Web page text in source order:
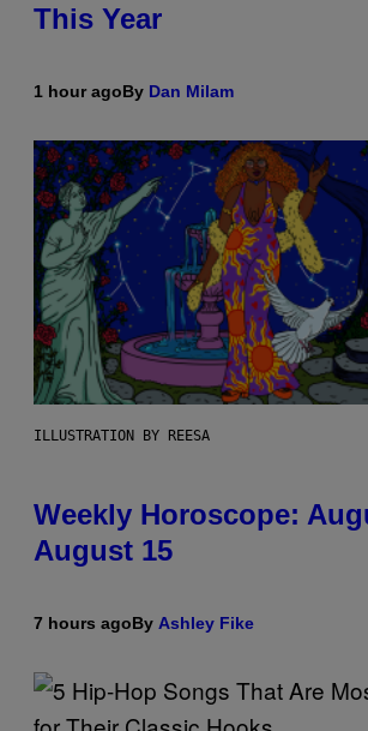
This Year
1 hour agoBy Dan Milam
ILLUSTRATION BY REESA
Weekly Horoscope:
August 15
7 hours agoBy Ashley Fike